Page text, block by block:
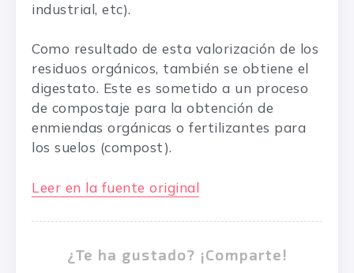
industrial, etc).
Como resultado de esta valorización de los
residuos orgánicos, también se obtiene el
digestato. Este es sometido a un proceso
de compostaje para la obtención de
enmiendas orgánicas o fertilizantes para
los suelos (compost).
Leer en la fuente original
¿Te ha gustado? ¡Comparte!